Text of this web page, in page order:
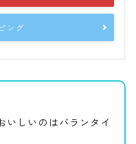
ング
いしいのはバランタイ